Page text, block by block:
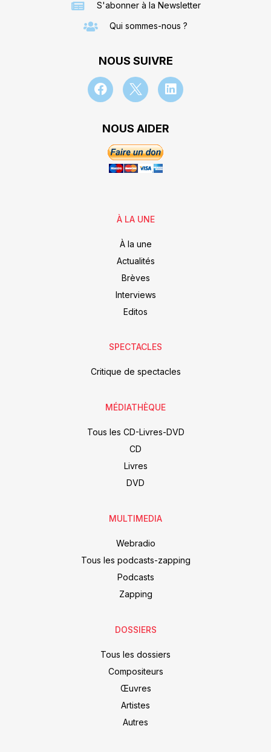
S'abonner à la Newsletter
Qui sommes-nous ?
NOUS SUIVRE
NOUS AIDER
À LA UNE
À la une
Actualités
Brèves
Interviews
Editos
SPECTACLES
Critique de spectacles
MÉDIATHÈQUE
Tous les CD-Livres-DVD
CD
Livres
DVD
MULTIMEDIA
Webradio
Tous les podcasts-zapping
Podcasts
Zapping
DOSSIERS
Tous les dossiers
Compositeurs
Œuvres
Artistes
Autres